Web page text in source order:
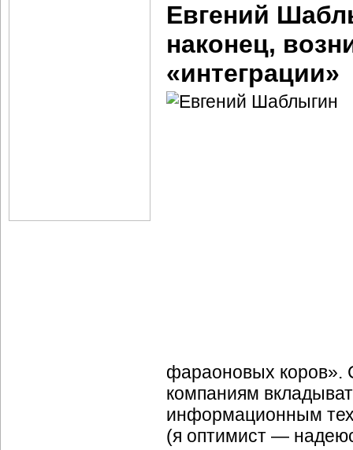
Евгений
наконец,
«интеграции»
фараоновых коров».
компаниям
информационным
(я оптимист —